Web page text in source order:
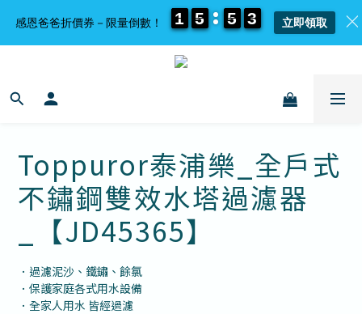
Toppuror泰浦樂_全戶式
不鏽鋼雙效水塔過濾器
_【JD45365】
．過濾泥沙、鐵鏽、餘氯
．保護家庭各式用水設備
．全家人用水 皆經過濾
感恩爸爸折價券－限量倒數！ 1
1
1
1 5
5
5
5 5
5
5
5 3
3
3
3 立即領取